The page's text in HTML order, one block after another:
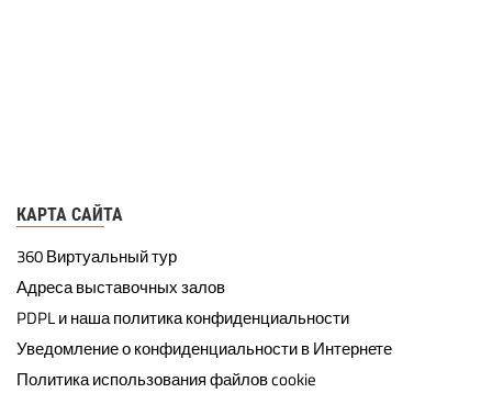
КАРТА САЙТА
360 Виртуальный тур
Адреса выставочных залов
PDPL и наша политика конфиденциальности
Уведомление о конфиденциальности в Интернете
Политика использования файлов cookie